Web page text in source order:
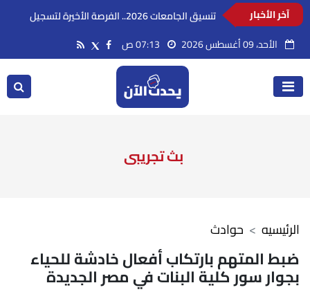
آخر الأخبار
السعودية تدين استهداف ناقلة إماراتية أثناء
عبورها مضيق هرمز
الأحد، 09 أغسطس 2026
بث تجريبى
حوادث الرئيسيه
ضبط المتهم بارتكاب أفعال خادشة للحياء
بجوار سور كلية البنات في مصر الجديدة